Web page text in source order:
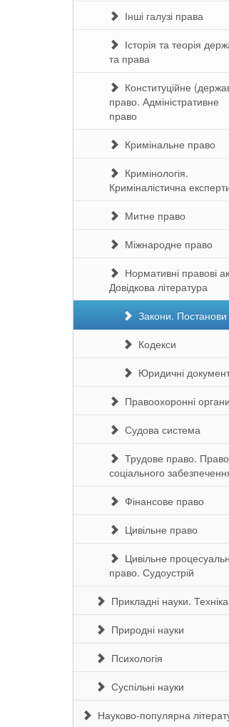
Інші галузі права
Історія та теорія
та права
Конституційне
право. Адміністративне
право
Кримінальне право
Кримінологія.
Криміналістична
Митне право
Міжнародне право
Нормативні правові
Довідкова література
Закони. Постанови
Кодекси
Юридичні
Правоохоронні органи
Судова система
Трудове право. Право
соціального
Фінансове право
Цивільне право
Цивільне
право. Судоустрій
Прикладні науки. Техніка
Природні науки
Психологія
Суспільні науки
Науково-популярна
290
Таке велике
Сонечко. Ранок